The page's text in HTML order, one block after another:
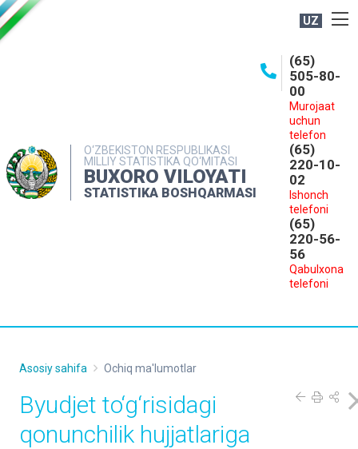
UZ
O‘ZBEKISTON RESPUBLIKASI
MILLIY STATISTIKA QO‘MITASI
BUXORO VILOYATI
STATISTIKA BOSHQARMASI
(65)
505-80-
00
Murojaat
uchun
telefon
(65)
220-10-
02
Ishonch
telefoni
(65)
220-56-
56
Qabulxona
telefoni
MATBUOT XIZMATI
MUROJAATLAR
Asosiy sahifa Ochiq ma'lumotlar
Byudjet to‘g‘risidagi
qonunchilik hujjatlariga